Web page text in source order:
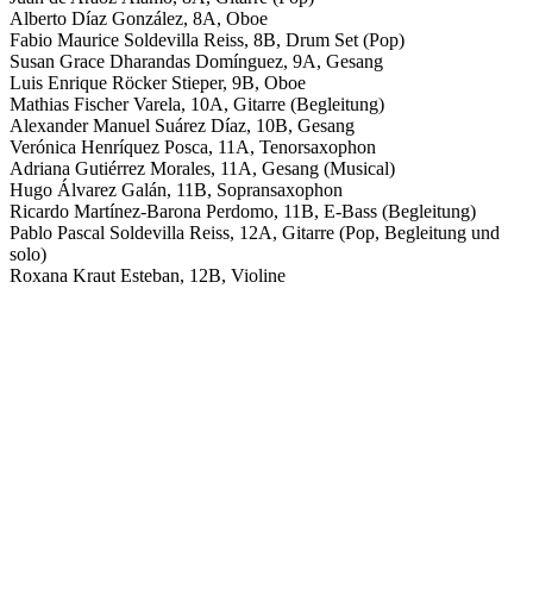
Alberto Díaz González, 8A, Oboe
Fabio Maurice Soldevilla Reiss, 8B, Drum Set (Pop)
Susan Grace Dharandas Domínguez, 9A, Gesang
Luis Enrique Röcker Stieper, 9B, Oboe
Mathias Fischer Varela, 10A, Gitarre (Begleitung)
Alexander Manuel Suárez Díaz, 10B, Gesang
Verónica Henríquez Posca, 11A, Tenorsaxophon
Adriana Gutiérrez Morales, 11A, Gesang (Musical)
Hugo Álvarez Galán, 11B, Sopransaxophon
Ricardo Martínez-Barona Perdomo, 11B, E-Bass (Begleitung)
Pablo Pascal Soldevilla Reiss, 12A, Gitarre (Pop, Begleitung und
solo)
Roxana Kraut Esteban, 12B, Violine